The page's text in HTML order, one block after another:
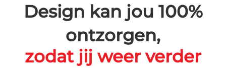
Design kan jou 100%
ontzorgen,
zodat jij weer verder